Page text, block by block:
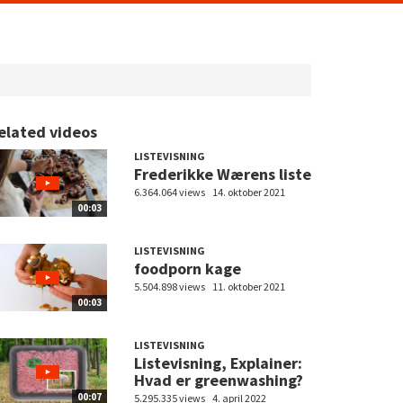
videos
00:03
LISTEVISNING
Frederikke Wærens liste
6.364.064 views 14. oktober 2021
00:03
LISTEVISNING
foodporn kage
5.504.898 views 11. oktober 2021
00:07
LISTEVISNING
Listevisning, Explainer:
Hvad er greenwashing?
5.295.335 views 4. april 2022